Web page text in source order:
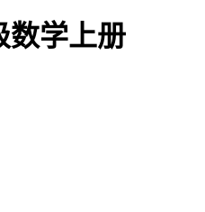
数学上册